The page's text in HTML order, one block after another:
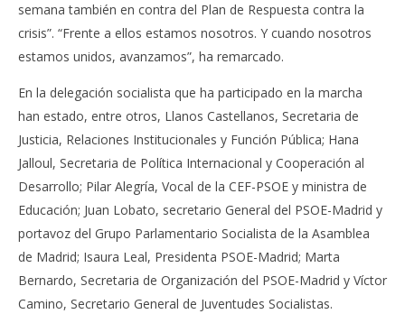
semana también en contra del Plan de Respuesta contra la
crisis”. “Frente a ellos estamos nosotros. Y cuando nosotros
estamos unidos, avanzamos”, ha remarcado.
En la delegación socialista que ha participado en la marcha
han estado, entre otros, Llanos Castellanos, Secretaria de
Justicia, Relaciones Institucionales y Función Pública; Hana
Jalloul, Secretaria de Política Internacional y Cooperación al
Desarrollo; Pilar Alegría, Vocal de la CEF-PSOE y ministra de
Educación; Juan Lobato, secretario General del PSOE-Madrid y
portavoz del Grupo Parlamentario Socialista de la Asamblea
de Madrid; Isaura Leal, Presidenta PSOE-Madrid; Marta
Bernardo, Secretaria de Organización del PSOE-Madrid y Víctor
Camino, Secretario General de Juventudes Socialistas.